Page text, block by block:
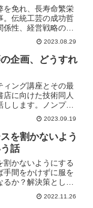
を免れ、長寿命繁栄
。伝統工芸の成功哲
性、経営戦略の新
企業への示唆が豊か
2023.08.29
企画、どうすれ
ィング講座とその最
店に向けた技術同人
しします。ノンプロ
プットのために「書
すすめしています
と大変な行為です。
書くか、といったこ
技術同人誌を執筆
技術についてお伝え
ます。
2023.09.19
を割かないよう
話
割かないようにする
手間をかけずに服を
るか？解決策とし
所、店に行ったり、
ソースを省けたとい
2022.11.26